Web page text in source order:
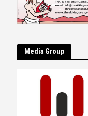
Μedia Group